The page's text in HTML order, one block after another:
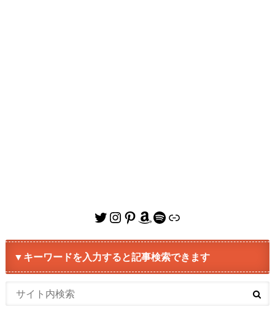
Twitter
Instagram
Pinterest
Amazon
Spotify
リンク
▼キーワードを入力すると記事検索できます